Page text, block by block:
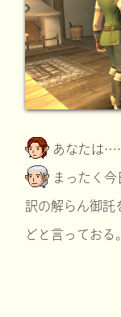
あなたは
まったく
訳の解らん御託
どと言っておる